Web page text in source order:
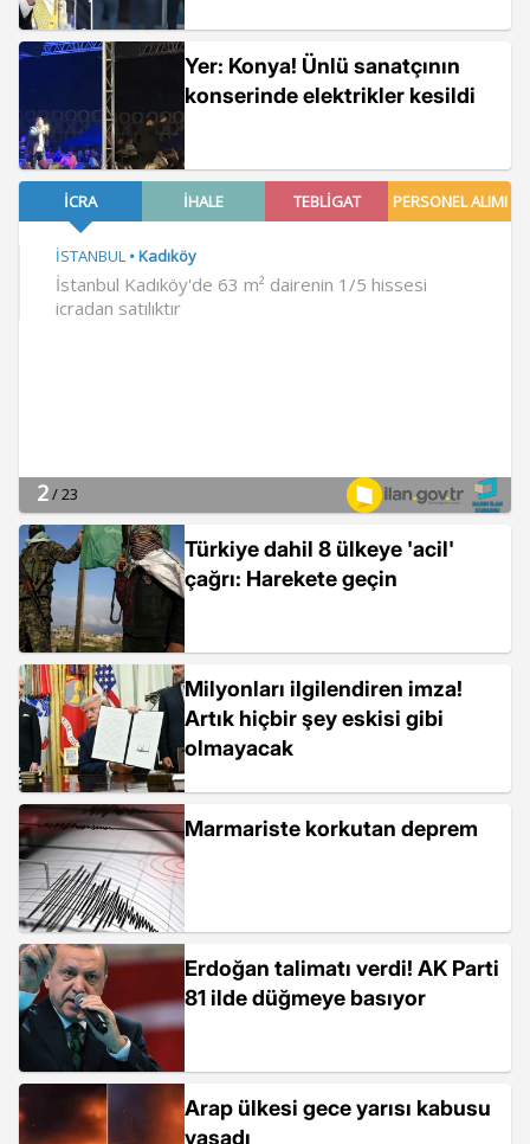
Yer: Konya! Ünlü sanatçının
konserinde elektrikler kesildi
Türkiye dahil 8 ülkeye 'acil'
çağrı: Harekete geçin
Milyonları ilgilendiren imza!
Artık hiçbir şey eskisi gibi
olmayacak
Marmariste korkutan deprem
Erdoğan talimatı verdi! AK Parti
81 ilde düğmeye basıyor
Arap ülkesi gece yarısı kabusu
yaşadı